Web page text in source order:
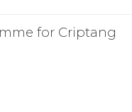
for Criptang